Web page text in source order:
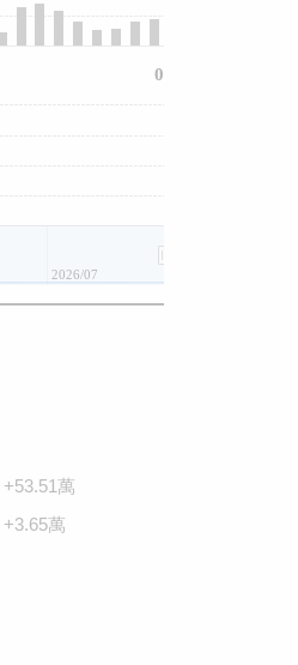
2026/07
0
+53.51萬
+3.65萬